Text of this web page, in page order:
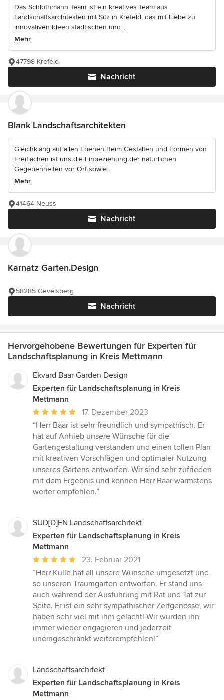
Das Schlothmann Team ist ein kreatives Team aus
Landschaftsarchitekten mit Sitz in Krefeld, das mit Liebe zu
innovativen Ideen städtischen und...
Mehr
Nachricht
47798 Krefeld
Blank Landschaftsarchitekten
Gleichklang auf allen Ebenen Beim Gestalten und Formen von
Freiflächen ist uns die Einbeziehung der natürlichen
Gegebenheiten vor Ort sowie...
Mehr
Nachricht
41464 Neuss
Karnatz Garten.Design
Nachricht
58285 Gevelsberg
Hervorgehobene Bewertungen für Experten für
Landschaftsplanung in Kreis Mettmann
Ekvard Baar Garden Design
Experten für Landschaftsplanung in Kreis
Mettmann
Durchschnittliche
Bewertung:
5
von
5
Sternen
17. Dezember 2023
“Herr Baar ist sehr freundlich und sympathisch. Er
hat auf Anhieb unsere Wünsche für die
Gartengestaltung verstanden und einen tollen Plan
mit kreativen Vorschlägen und optimaler Nutzung
unseres Gartens entworfen. Wir sind sehr zufrieden
mit dem Ergebnis und können Herr Baar wärmstens
weiter empfehlen.”
SUD[D]EN Landschaftsarchitekt
Experten für Landschaftsplanung in Kreis
Mettmann
Durchschnittliche
Bewertung:
5
von
5
Sternen
23. Februar 2021
“Herr Kulle hat all unsere Wünsche umgesetzt und
so unseren Traumgarten entworfen. Er stand uns
auch während der Ausführung mit Rat und Tat zur
Seite. Er ist ein sehr sympathischer Zeitgenosse, wir
haben sehr viel mit ihm gelacht! Wir würden ihn
immer wieder engagieren und jederzeit
uneingeschränkt weiterempfehlen!”
Landschaftsarchitekt
Experten für Landschaftsplanung in Kreis
Mettmann